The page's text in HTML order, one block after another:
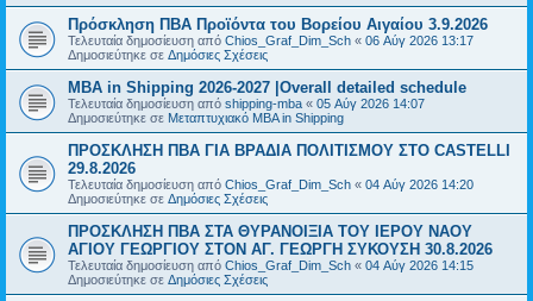
Πρόσκληση ΠΒΑ Προϊόντα του Βορείου Αιγαίου 3.9.2026
Τελευταία δημοσίευση από Chios_Graf_Dim_Sch « 06 Αύγ 2026 13:17
Δημοσιεύτηκε σε Δημόσιες Σχέσεις
MBA in Shipping 2026-2027 |Overall detailed schedule
Τελευταία δημοσίευση από shipping-mba « 05 Αύγ 2026 14:07
Δημοσιεύτηκε σε Μεταπτυχιακό MBA in Shipping
ΠΡΟΣΚΛΗΣΗ ΠΒΑ ΓΙΑ ΒΡΑΔΙΑ ΠΟΛΙΤΙΣΜΟΥ ΣΤΟ CASTELLI
29.8.2026
Τελευταία δημοσίευση από Chios_Graf_Dim_Sch « 04 Αύγ 2026 14:20
Δημοσιεύτηκε σε Δημόσιες Σχέσεις
ΠΡΟΣΚΛΗΣΗ ΠΒΑ ΣΤΑ ΘΥΡΑΝΟΙΞΙΑ ΤΟΥ ΙΕΡΟΥ ΝΑΟΥ
ΑΓΙΟΥ ΓΕΩΡΓΙΟΥ ΣΤΟΝ ΑΓ. ΓΕΩΡΓΗ ΣΥΚΟΥΣΗ 30.8.2026
Τελευταία δημοσίευση από Chios_Graf_Dim_Sch « 04 Αύγ 2026 14:15
Δημοσιεύτηκε σε Δημόσιες Σχέσεις